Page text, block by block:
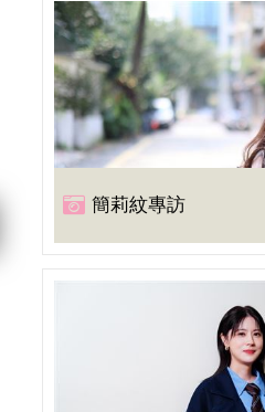
簡莉紋專訪